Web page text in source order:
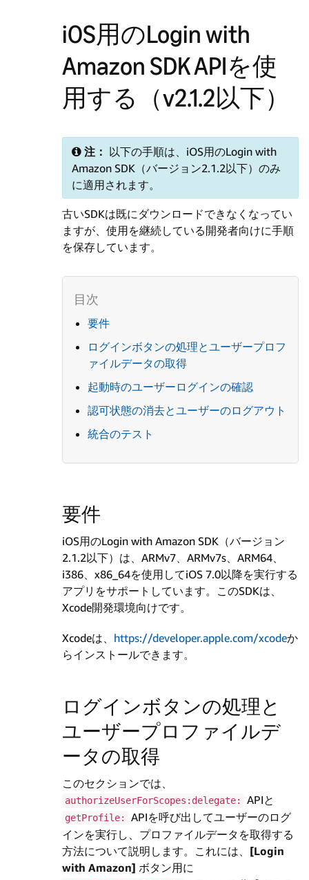
iOS用のLogin with
Amazon SDK APIを使
用する（v2.1.2以下）
注： 以下の手順は、iOS用のLogin with
Amazon SDK（バージョン2.1.2以下）のみ
に適用されます。
古いSDKは既にダウンロードできなくなってい
ますが、使用を継続している開発者向けに手順
を保存しています。
要件
ログインボタンの処理とユーザープロフ
ァイルデータの取得
起動時のユーザーログインの確認
認可状態の消去とユーザーのログアウト
統合のテスト
要件
iOS用のLogin with Amazon SDK（バージョン
2.1.2以下）は、ARMv7、ARMv7s、ARM64、
i386、x86_64を使用してiOS 7.0以降を実行する
アプリをサポートしています。このSDKは、
Xcode開発環境向けです。
Xcodeは、 https://developer.apple.com/xcodeか
らインストールできます。
ログインボタンの処理と
ユーザープロファイルデ
ータの取得
このセクションでは、
authorizeUserForScopes:delegate: APIと
getProfile:
APIを呼び出してユーザーのログ
インを実行し、プロファイルデータを取得する
方法について説明します。これには、 [Login
with Amazon] ボタン用に